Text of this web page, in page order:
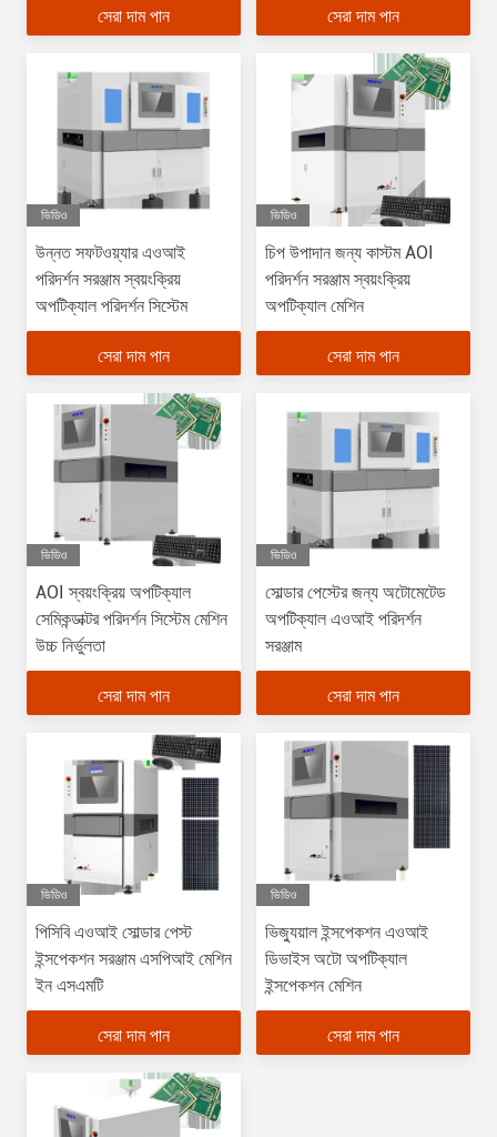
সেরা দাম পান সেরা দাম পান
ভিডিও
উন্নত সফটওয়্যার এওআই
পরিদর্শন সরঞ্জাম স্বয়ংক্রিয়
অপটিক্যাল পরিদর্শন সিস্টেম
সেরা দাম পান
ভিডিও
চিপ উপাদান জন্য কাস্টম AOI
পরিদর্শন সরঞ্জাম স্বয়ংক্রিয়
অপটিক্যাল মেশিন
সেরা দাম পান
ভিডিও
AOI স্বয়ংক্রিয় অপটিক্যাল
সেমিকন্ডাক্টর পরিদর্শন সিস্টেম মেশিন
উচ্চ নির্ভুলতা
সেরা দাম পান
ভিডিও
সোল্ডার পেস্টের জন্য অটোমেটেড
অপটিক্যাল এওআই পরিদর্শন
সরঞ্জাম
সেরা দাম পান
ভিডিও
পিসিবি এওআই সোল্ডার পেস্ট
ইন্সপেকশন সরঞ্জাম এসপিআই মেশিন
ইন এসএমটি
সেরা দাম পান
ভিডিও
ভিজ্যুয়াল ইন্সপেকশন এওআই
ডিভাইস অটো অপটিক্যাল
ইন্সপেকশন মেশিন
সেরা দাম পান